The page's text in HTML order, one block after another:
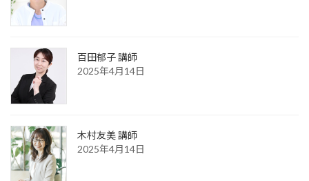
百田郁子 講師
2025年4月14日
木村友美 講師
2025年4月14日